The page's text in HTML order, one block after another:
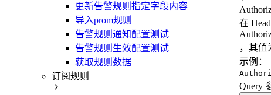
更新告警规则指定字段内容
导入prom规则
告警规则通知配置测试
告警规则生效配置测试
获取规则数据
订阅规则
在
，其值
示例 ：
Query